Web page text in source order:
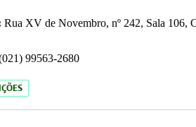
Rua XV de Novembro, nº 242, Sala 106,
99563-2680